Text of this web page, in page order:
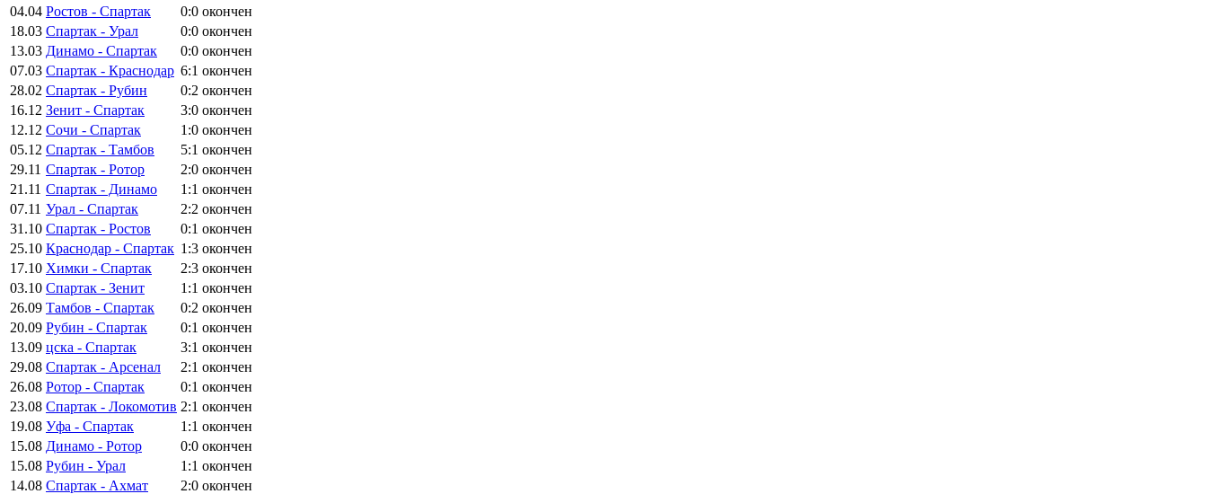
04.04 Ростов - Спартак 0:0 окончен
18.03 Спартак - Урал 0:0 окончен
13.03 Динамо - Спартак 0:0 окончен
07.03 Спартак - Краснодар 6:1 окончен
28.02 Спартак - Рубин 0:2 окончен
16.12 Зенит - Спартак 3:0 окончен
12.12 Сочи - Спартак 1:0 окончен
05.12 Спартак - Тамбов 5:1 окончен
29.11 Спартак - Ротор 2:0 окончен
21.11 Спартак - Динамо 1:1 окончен
07.11 Урал - Спартак 2:2 окончен
31.10 Спартак - Ростов 0:1 окончен
25.10 Краснодар - Спартак 1:3 окончен
17.10 Химки - Спартак 2:3 окончен
03.10 Спартак - Зенит 1:1 окончен
26.09 Тамбов - Спартак 0:2 окончен
20.09 Рубин - Спартак 0:1 окончен
13.09 цска - Спартак 3:1 окончен
29.08 Спартак - Арсенал 2:1 окончен
26.08 Ротор - Спартак 0:1 окончен
23.08 Спартак - Локомотив 2:1 окончен
19.08 Уфа - Спартак 1:1 окончен
15.08 Динамо - Ротор 0:0 окончен
15.08 Рубин - Урал 1:1 окончен
14.08 Спартак - Ахмат 2:0 окончен